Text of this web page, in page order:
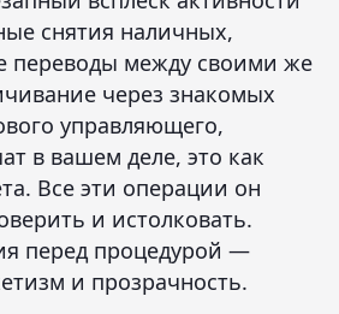
снятия наличных,
переводы между своими же
через знакомых
управляющего,
в вашем деле, это как
Все эти операции он
и истолковать.
перед процедурой —
и прозрачность.